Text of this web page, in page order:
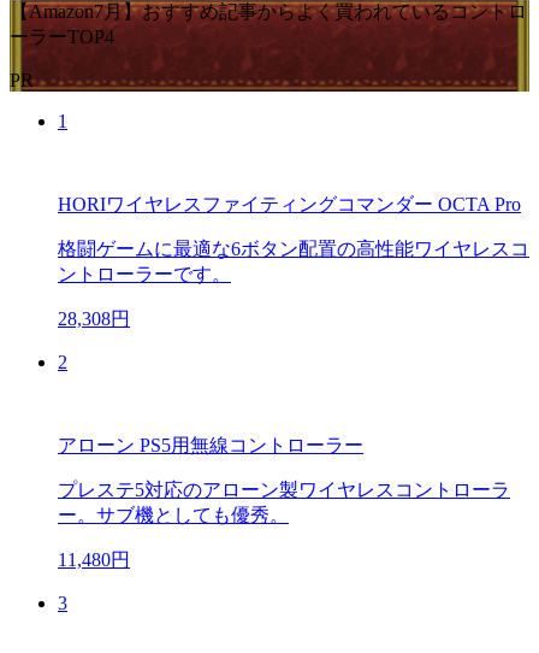
【Amazon7月】おすすめ記事からよく買われているコントロ
ーラーTOP4
PR
1
HORIワイヤレスファイティングコマンダー OCTA Pro
格闘ゲームに最適な6ボタン配置の高性能ワイヤレスコ
ントローラーです。
28,308円
2
アローン PS5用無線コントローラー
プレステ5対応のアローン製ワイヤレスコントローラ
ー。サブ機としても優秀。
11,480円
3